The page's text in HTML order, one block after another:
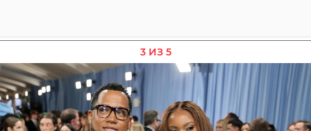
3 ИЗ 5